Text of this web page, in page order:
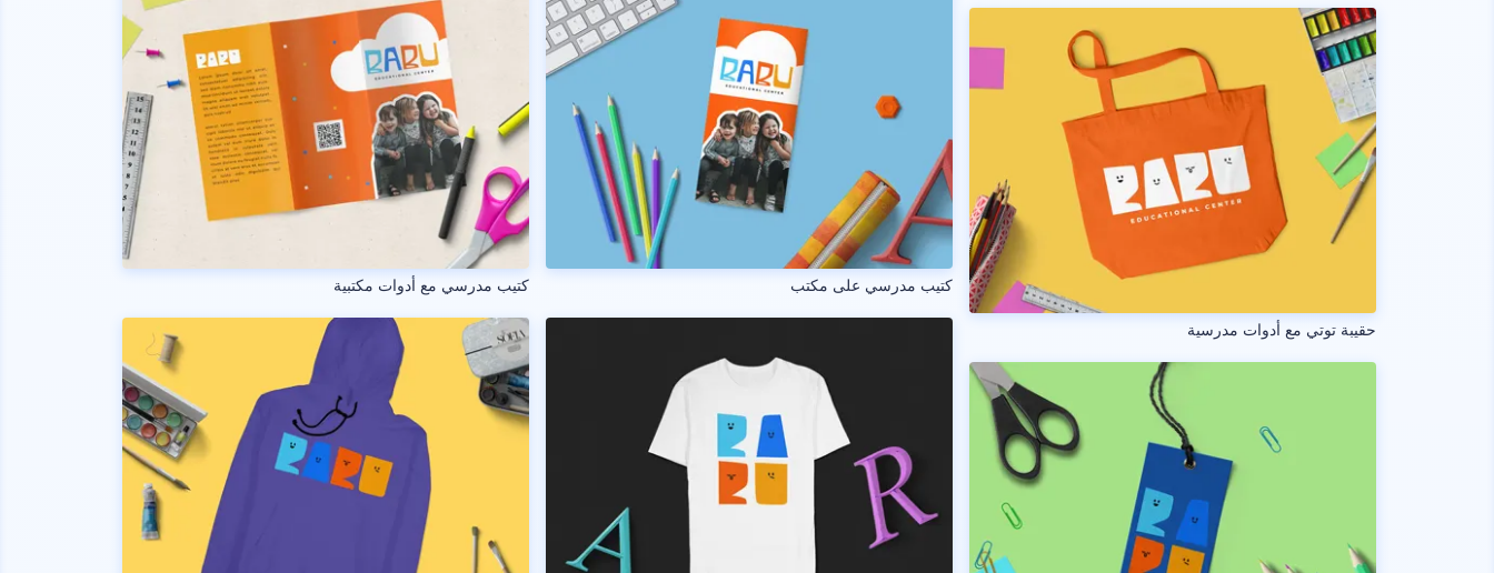
حقيبة توتي مع أدوات مدرسية
كتيب مدرسي على مكتب كتيب مدرسي مع أدوات مكتبية